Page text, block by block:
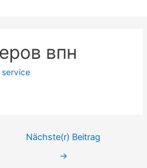
впн
service
Nächste(r) Beitrag
→